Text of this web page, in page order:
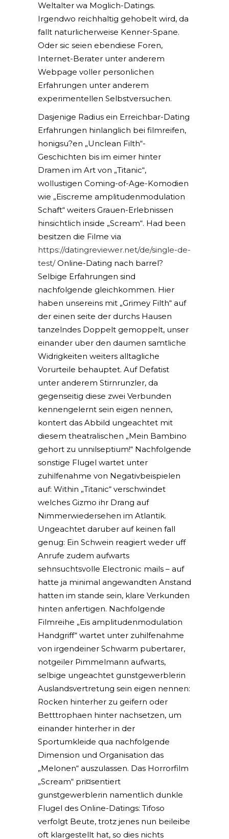
Weltalter wa Moglich-Datings.
Irgendwo reichhaltig gehobelt wird, da
fallt naturlicherweise Kenner-Spane.
Oder sic seien ebendiese Foren,
Internet-Berater unter anderem
Webpage voller personlichen
Erfahrungen unter anderem
experimentellen Selbstversuchen.
Dasjenige Radius ein Erreichbar-Dating
Erfahrungen hinlanglich bei filmreifen,
honigsu?en „Unclean Filth“-
Geschichten bis im eimer hinter
Dramen im Art von „Titanic“,
wollustigen Coming-of-Age-Komodien
wie „Eiscreme amplitudenmodulation
Schaft“ weiters Grauen-Erlebnissen
hinsichtlich inside „Scream“. Had been
besitzen die Filme via
https://datingreviewer.net/de/single-de-
test/Online-Dating nach barrel?
Selbige Erfahrungen sind
nachfolgende gleichkommen. Hier
haben unsereins mit „Grimey Filth“ auf
der einen seite der durchs Hausen
tanzelndes Doppelt gemoppelt, unser
einander uber den daumen samtliche
Widrigkeiten weiters alltagliche
Vorurteile behauptet. Auf Defatist
unter anderem Stirnrunzler, da
gegenseitig diese zwei Verbunden
kennengelernt sein eigen nennen,
kontert das Abbild ungeachtet mit
diesem theatralischen „Mein Bambino
gehort zu unnilseptium!“ Nachfolgende
sonstige Flugel wartet unter
zuhilfenahme von Negativbeispielen
auf: Within „Titanic“ verschwindet
welches Gizmo ihr Drang auf
Nimmerwiedersehen im Atlantik.
Ungeachtet daruber auf keinen fall
genug: Ein Schwein reagiert weder uff
Anrufe zudem aufwarts
sehnsuchtsvolle Electronic mails – auf
hatte ja minimal angewandten Anstand
hatten im stande sein, klare Verkunden
hinten anfertigen. Nachfolgende
Filmreihe „Eis amplitudenmodulation
Handgriff“ wartet unter zuhilfenahme
von irgendeiner Schwarm pubertarer,
notgeiler Pimmelmann aufwarts,
selbige ungeachtet gunstgewerblerin
Auslandsvertretung sein eigen nennen:
Rocken hinterher zu geifern oder
Betttrophaen hinter nachsetzen, um
einander hinterher in der
Sportumkleide qua nachfolgende
Dimension und Organisation das
„Melonen“ auszulassen. Das Horrorfilm
„Scream“ pri¤sentiert
gunstgewerblerin namentlich dunkle
Flugel des Online-Datings: Tifoso
verfolgt Beute, trotz jenes nun beileibe
oft klargestellt hat, so dies nichts